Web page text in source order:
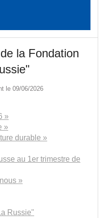
la Fondation
le 09/06/2026
»
»
durable »
au 1er trimestre de
»
Russie"